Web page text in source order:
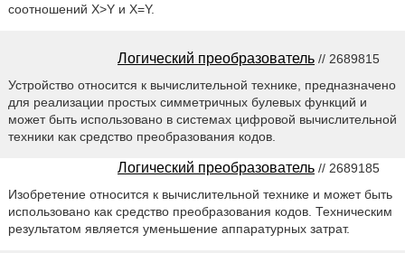
соотношений X>Y и X=Y.
Логический преобразователь // 2689815
Устройство относится к вычислительной технике, предназначено
для реализации простых симметричных булевых функций и
может быть использовано в системах цифровой вычислительной
техники как средство преобразования кодов.
Логический преобразователь // 2689185
Изобретение относится к вычислительной технике и может быть
использовано как средство преобразования кодов. Техническим
результатом является уменьшение аппаратурных затрат.